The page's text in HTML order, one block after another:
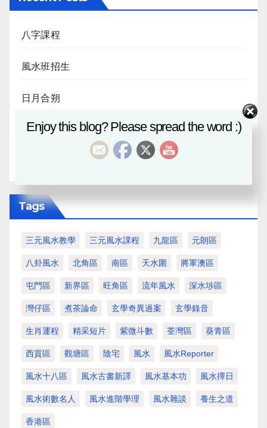
八字課程
風水班招生
日月合朔
八字探源
Tags
三元風水教學 三元風水課程 九龍區 元朗區
八卦風水 北角區 南區 天水圍 將軍澳區
屯門區 新界區 旺角區 流年風水 深水埗區
灣仔區 煮茶論命 玄學奇異過案 玄學錄音
生肖運程 精采短片 紫微斗數 荃灣區 葵青區
西貢區 觀塘區 陰宅 風水 風水Reporter
風水十八區 風水古書新譯 風水基本功 風水擇日
風水術數名人 風水進階學理 風水雜談 養生之道
香港區
Enjoy this blog? Please spread the word :)